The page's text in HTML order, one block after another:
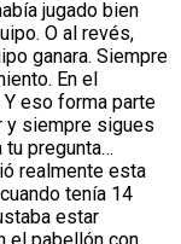
jugado bien
O al revés,
ganara. Siempre
En el
eso forma parte
y siempre sigues
tu pregunta…
realmente esta
tenía 14
estar